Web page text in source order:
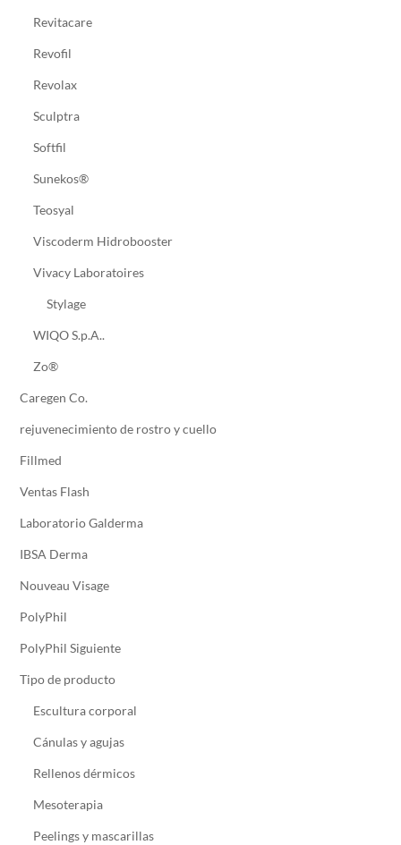
Revitacare
Revofil
Revolax
Sculptra
Softfil
Sunekos®
Teosyal
Viscoderm Hidrobooster
Vivacy Laboratoires
Stylage
WIQO S.p.A..
Zo®
Caregen Co.
rejuvenecimiento de rostro y cuello
Fillmed
Ventas Flash
Laboratorio Galderma
IBSA Derma
Nouveau Visage
PolyPhil
PolyPhil Siguiente
Tipo de producto
Escultura corporal
Cánulas y agujas
Rellenos dérmicos
Mesoterapia
Peelings y mascarillas